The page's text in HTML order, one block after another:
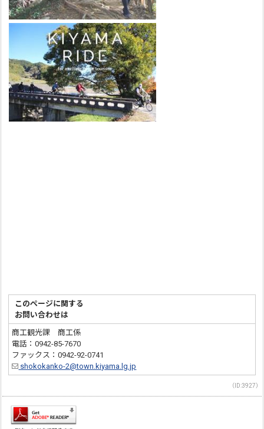
このページに関する
お問い合わせは
商工観光課 商工係
電話：0942-85-7670
ファックス：0942-92-0741
shokokanko-2@town.kiyama.lg.jp
（ID:3927）